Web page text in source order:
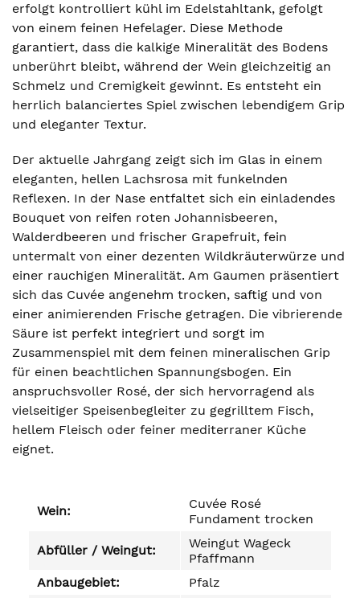
erfolgt kontrolliert kühl im Edelstahltank, gefolgt
von einem feinen Hefelager. Diese Methode
garantiert, dass die kalkige Mineralität des Bodens
unberührt bleibt, während der Wein gleichzeitig an
Schmelz und Cremigkeit gewinnt. Es entsteht ein
herrlich balanciertes Spiel zwischen lebendigem Grip
und eleganter Textur.
Der aktuelle Jahrgang zeigt sich im Glas in einem
eleganten, hellen Lachsrosa mit funkelnden
Reflexen. In der Nase entfaltet sich ein einladendes
Bouquet von reifen roten Johannisbeeren,
Walderdbeeren und frischer Grapefruit, fein
untermalt von einer dezenten Wildkräuterwürze und
einer rauchigen Mineralität. Am Gaumen präsentiert
sich das Cuvée angenehm trocken, saftig und von
einer animierenden Frische getragen. Die vibrierende
Säure ist perfekt integriert und sorgt im
Zusammenspiel mit dem feinen mineralischen Grip
für einen beachtlichen Spannungsbogen. Ein
anspruchsvoller Rosé, der sich hervorragend als
vielseitiger Speisenbegleiter zu gegrilltem Fisch,
hellem Fleisch oder feiner mediterraner Küche
eignet.
Wein:
Cuvée Rosé
Fundament trocken
Abfüller / Weingut:
Weingut Wageck
Pfaffmann
Anbaugebiet:
Pfalz